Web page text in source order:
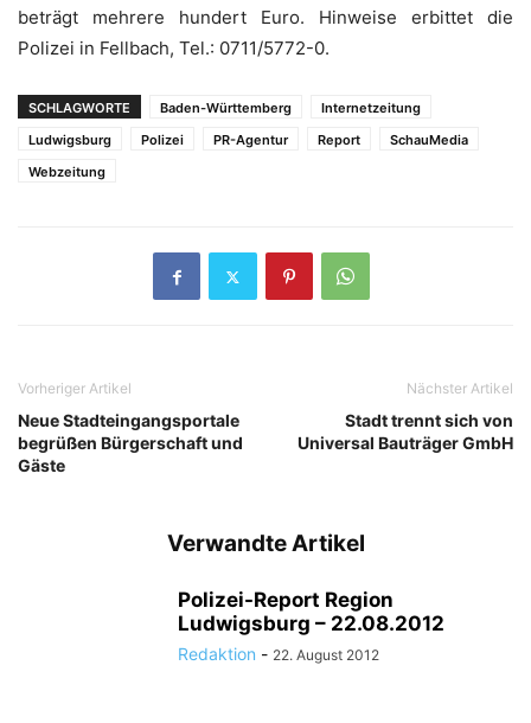
beträgt mehrere hundert Euro. Hinweise erbittet die
Polizei in Fellbach, Tel.: 0711/5772-0.
SCHLAGWORTE Baden-Württemberg
Internetzeitung
Ludwigsburg
Polizei PR-Agentur Report
SchauMedia
Webzeitung
Vorheriger Artikel
Neue Stadteingangsportale
begrüßen Bürgerschaft und
Gäste
Nächster Artikel
Stadt trennt sich von
Universal Bauträger GmbH
Verwandte Artikel
Polizei-Report Region
Ludwigsburg – 22.08.2012
Redaktion - 22. August 2012